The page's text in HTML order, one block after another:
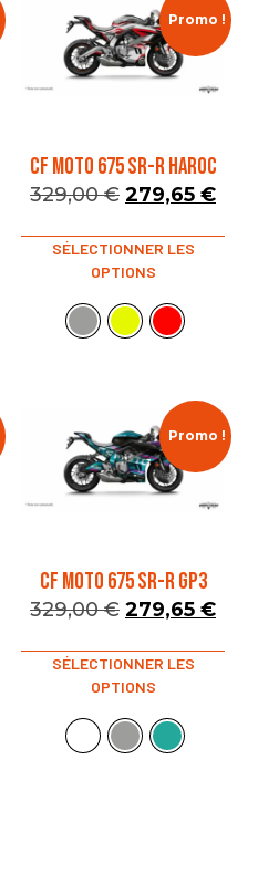
Promo !
CF MOTO 675 SR-R HAROC
329,00€ 279,65 €
SÉLECTIONNER LES
OPTIONS
Promo !
CF MOTO 675 SR-R GP3
329,00€ 279,65 €
SÉLECTIONNER LES
OPTIONS